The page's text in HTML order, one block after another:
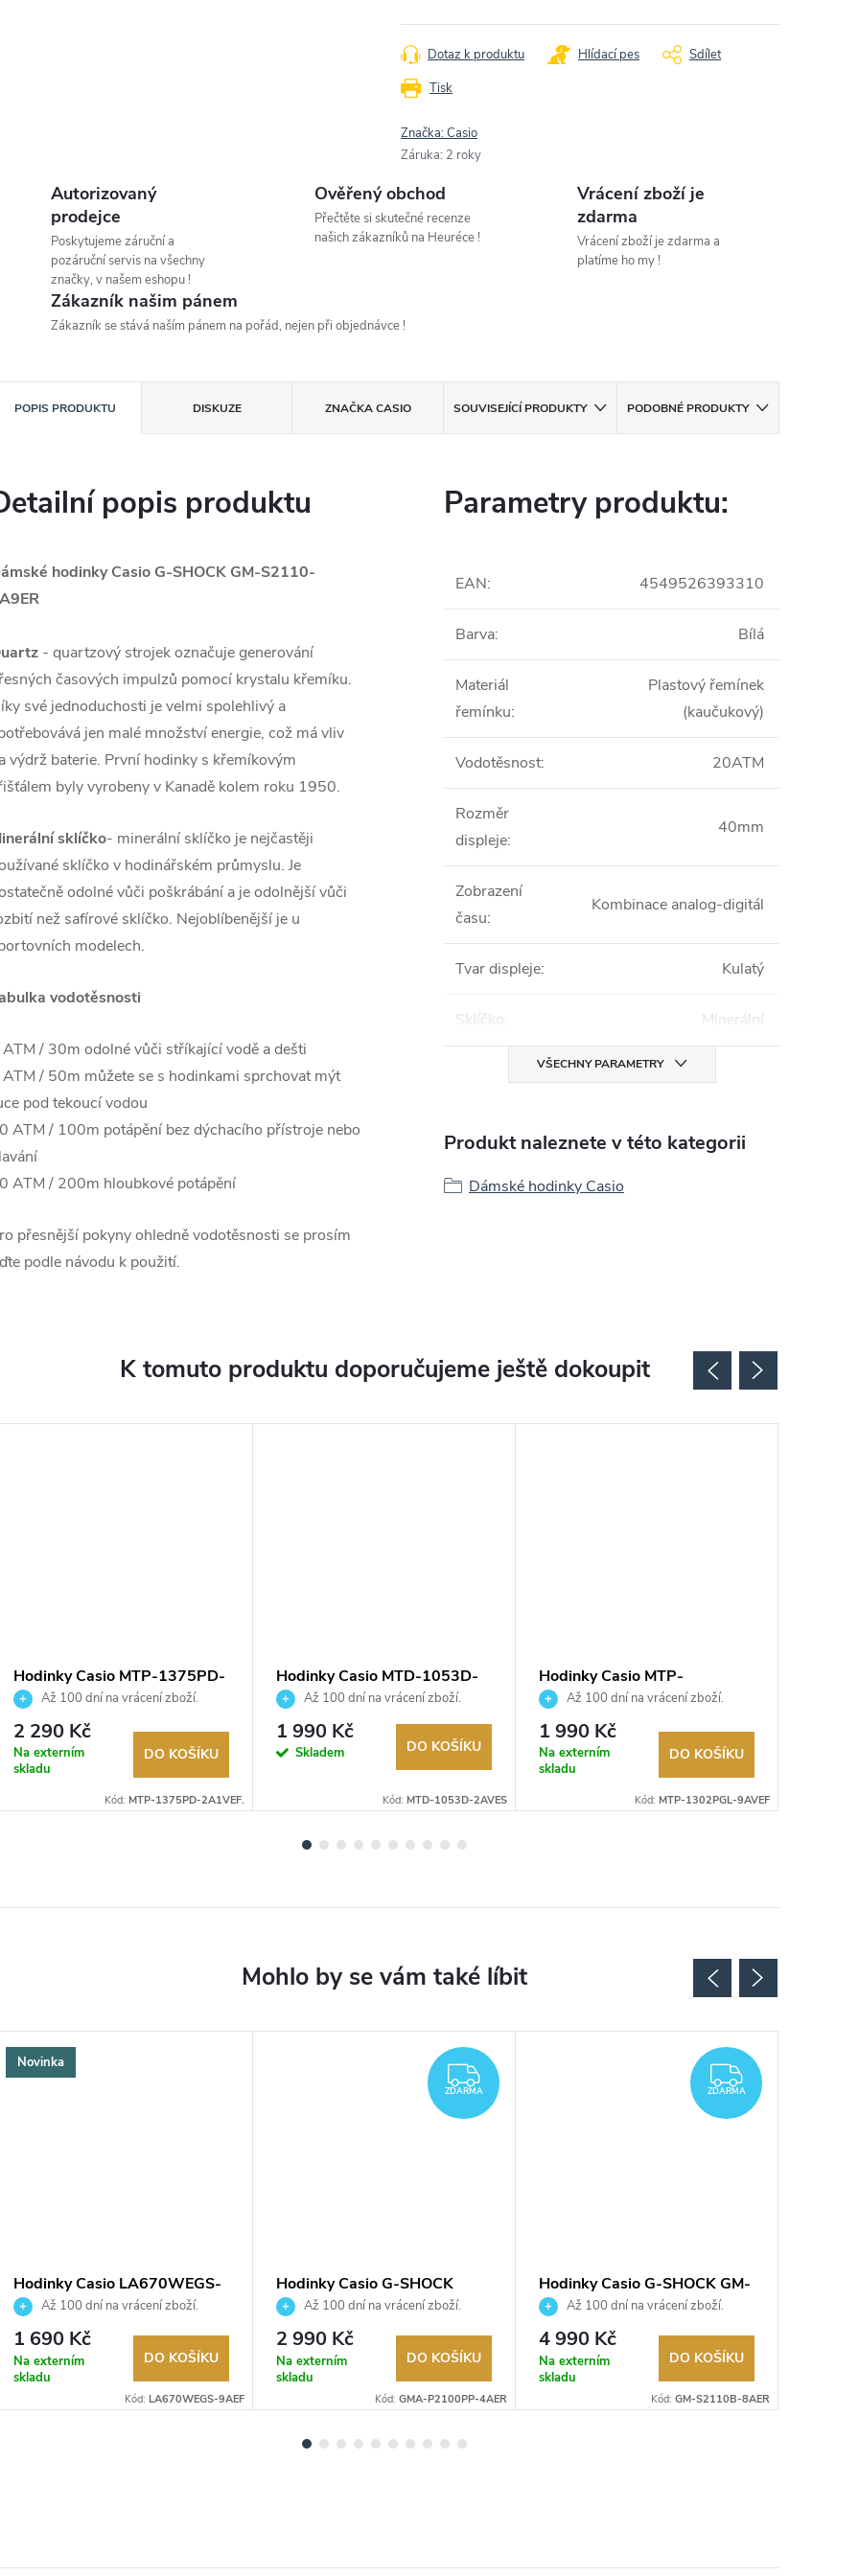
Tisk
Dotaz k produktu Hlídací pes Sdílet
Značka:Casio
Záruka: 2 roky
Autorizovaný
prodejce
Poskytujeme záruční a
pozáruční servis na všechny
značky, v našem eshopu !
Ověřený obchod
Přečtěte si skutečné recenze
našich zákazníků na Heuréce !
Vrácení zboží je
zdarma
Vrácení zboží je zdarma a
platíme ho my !
Zákazník našim pánem
Zákazník se stává naším pánem na pořád, nejen při objednávce !
POPIS PRODUKTU DISKUZE ZNAČKACASIO SOUVISEJÍCÍ PRODUKTY PODOBNÉ PRODUKTY
popis produktu
hodinky Casio G-SHOCK GM-S2110-
- quartzový strojek označuje generování
časových impulzů pomocí krystalu křemíku.
své jednoduchosti je velmi spolehlivý a
jen malé množství energie, což má vliv
výdrž baterie. První hodinky s křemíkovým
byly vyrobeny v Kanadě kolem roku 1950.
sklíčko- minerální sklíčko je nejčastěji
sklíčko v hodinářském průmyslu. Je
odolné vůči poškrábání a je odolnější vůči
než safírové sklíčko. Nejoblíbenější je u
modelech.
vodotěsnosti
/ 30m odolné vůči stříkající vodě a dešti
/ 50m můžete se s hodinkami sprchovat mýt
pod tekoucí vodou
ATM / 100m potápění bez dýchacího přístroje nebo
ATM / 200m hloubkové potápění
přesnější pokyny ohledně vodotěsnosti se prosím
podle návodu k použití.
Parametry produktu:
EAN: 4549526393310
Barva: Bílá
Materiál
řemínku:
Plastový řemínek
(kaučukový)
Vodotěsnost: 20ATM
Rozměr
displeje:
40mm
Zobrazení
času:
Kombinace analog-digitál
Tvar displeje: Kulatý
Sklíčko: Minerální
VŠECHNY PARAMETRY
Produkt naleznete v této kategorii
Dámské hodinky Casio
K tomuto produktu doporučujeme ještě dokoupit
Hodinky Casio MTP-1375PD-
2A1VEFAž 100 dní na vrácení zboží.
Autorizovaný prodejce.
2 290 Kč
Na externím
skladu
DO KOŠÍKU
Kód: MTP-1375PD-2A1VEF.
Hodinky Casio MTD-1053D-
2AVESAž 100 dní na vrácení zboží.
Autorizovaný prodejce.
1 990 Kč
Skladem DO KOŠÍKU
Kód: MTD-1053D-2AVES
Hodinky Casio MTP-
1302PGL-9AVEF
Až 100 dní na vrácení zboží.
Autorizovaný prodejce.
1 990 Kč
Na externím
skladu
DO KOŠÍKU
Kód: MTP-1302PGL-9AVEF
Novinka
Hodinky Casio LA670WEGS-
9AEFAž 100 dní na vrácení zboží.
Autorizovaný prodejce.
1 690 Kč
Na externím
skladu
DO KOŠÍKU
Kód: LA670WEGS-9AEF
ZDARMA
ZDARMA
Hodinky Casio G-SHOCK
GMA-P2100PP-4AER
Až 100 dní na vrácení zboží.
Autorizovaný prodejce.
2 990 Kč
Na externím
skladu
DO KOŠÍKU
Kód: GMA-P2100PP-4AER
ZDARMA
ZDARMA
Hodinky Casio G-SHOCK GM-
S2110B-8AER
Až 100 dní na vrácení zboží.
Autorizovaný prodejce.
4 990 Kč
Na externím
skladu
DO KOŠÍKU
Kód: GM-S2110B-8AER